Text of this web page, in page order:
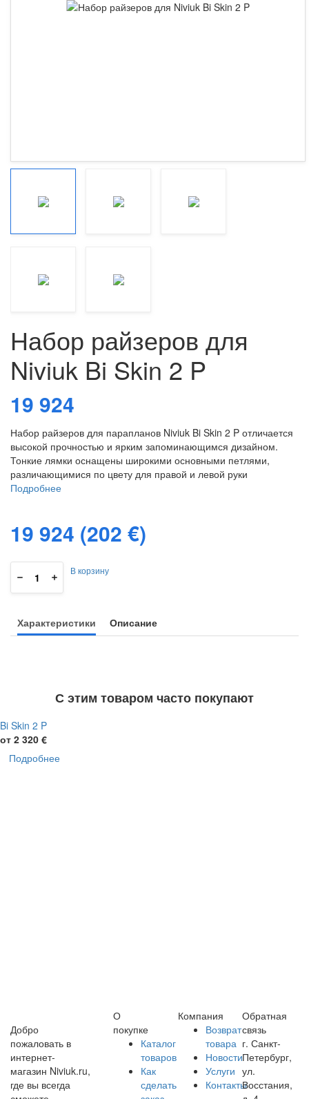
Набор райзеров для
Niviuk Bi Skin 2 P
19 924
Набор райзеров для парапланов Niviuk Bi Skin 2 P отличается
высокой прочностью и ярким запоминающимся дизайном.
Тонкие лямки оснащены широкими основными петлями,
различающимися по цвету для правой и левой руки
Подробнее
19 924
19 924 (202 €)
В корзину
Характеристики Описание
С этим товаром часто покупают
Bi Skin 2 P
от 2 320 €
Подробнее
Добро
пожаловать в
интернет-
магазин Niviuk.ru,
где вы всегда
О
покупке
Каталог
товаров
Как
сделать
Компания
Возврат
товара
Новости
Услуги
Контакты
Обратная
связь
г. Санкт-
Петербург,
ул.
Восстания,